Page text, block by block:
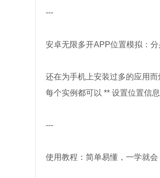
---
安卓无限多开APP位置模拟：
还在为手机上安装过多的应用
每个实例都可以 ** 设置位置信
---
使用教程：简单易懂，一学就会